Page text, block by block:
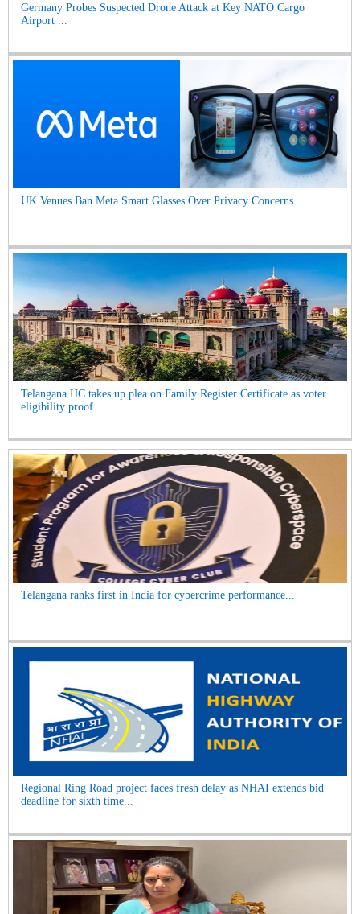
Germany Probes Suspected Drone Attack at Key NATO Cargo
Airport ...
UK Venues Ban Meta Smart Glasses Over Privacy Concerns...
Telangana HC takes up plea on Family Register Certificate as voter
eligibility proof...
Telangana ranks first in India for cybercrime performance...
Regional Ring Road project faces fresh delay as NHAI extends bid
deadline for sixth time...